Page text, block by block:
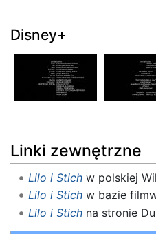
Disney+
Linki zewnętrzne
Lilo i Stichw polskiej
Lilo i Stichw bazie
Lilo i Stichna stronie